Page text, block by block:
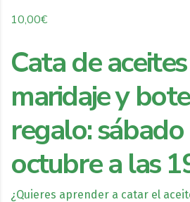
10,00€
Cata de
maridaje y
regalo:
octubre a las
¿Quieres aprender a catar el